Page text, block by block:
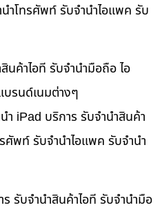
ำโทรศัพท์ รับจำนำไอแพค รับ
นค้าไอที รับจำนำมือถือ ไอ
รนด์เนมต่างๆ
iPad บริการ รับจำนำสินค้า
ศัพท์ รับจำนำไอแพค รับจำนำ
รับจำนำสินค้าไอที รับจำนำมือ